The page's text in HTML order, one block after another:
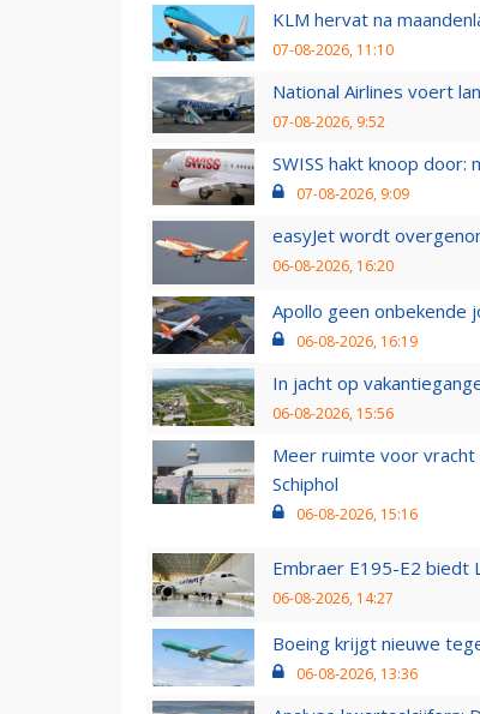
KLM hervat na
07-08-2026, 11:10
National Airlines voert
07-08-2026, 9:52
SWISS hakt knoop
07-08-2026, 9:09
easyJet wordt
06-08-2026, 16:20
Apollo geen onbekende
06-08-2026, 16:19
In jacht op
06-08-2026, 15:56
Meer ruimte voor
Schiphol
06-08-2026, 15:16
Embraer E195-E2 biedt
06-08-2026, 14:27
Boeing krijgt nieuwe
06-08-2026, 13:36